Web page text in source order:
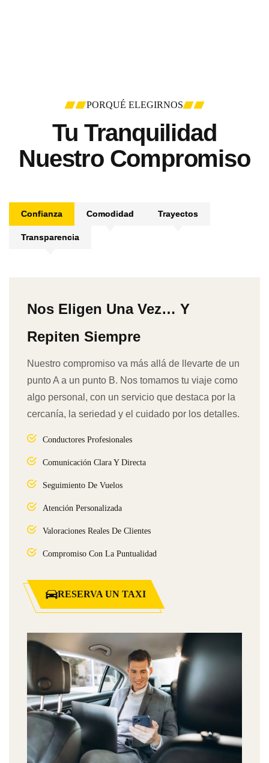
PORQUÉ ELEGIRNOS
Tu Tranquilidad
Nuestro Compromiso
Confianza Comodidad Trayectos
Transparencia
Nos Eligen Una Vez… Y
Repiten Siempre
Nuestro compromiso va más allá de llevarte de un
punto A a un punto B. Nos tomamos tu viaje como
algo personal, con un servicio que destaca por la
cercanía, la seriedad y el cuidado por los detalles.
Conductores Profesionales
Comunicación Clara Y Directa
Seguimiento De Vuelos
Atención Personalizada
Valoraciones Reales De Clientes
Compromiso Con La Puntualidad
RESERVA UN TAXI